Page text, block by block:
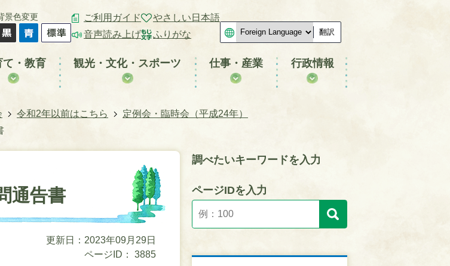
景色変更
ご利用ガイド
音声読み上げ
やさしい日本語
ふりがな
翻訳
て・教育 観光・文化・スポーツ 仕事・産業 行政情報
令和2年以前はこちら
定例会・臨時会（平成24年）
通告書
更新日：2023年09月29日
ページID：
3885
調べたいキーワードを入力
ページIDを入力